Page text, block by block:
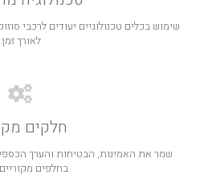
שימוש בכלים טכנולוגיים יעודים לרכבי
לאורך זמן.
חלקים
שמר את האמינות, הבטיחות והערך
בחלפים